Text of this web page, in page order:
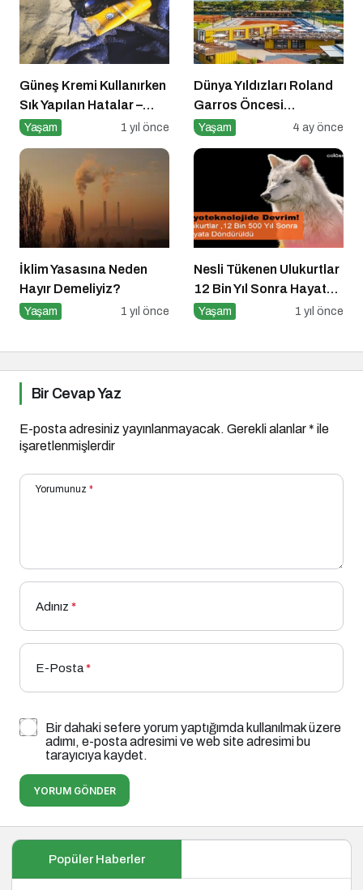
Güneş Kremi Kullanırken
Sık Yapılan Hatalar –
Yaygın 8 Hata
Yaşam 1 yıl önce
Dünya Yıldızları Roland
Garros Öncesi
Antalya’da!
Yaşam 4 ay önce
İklim Yasasına Neden
Hayır Demeliyiz?
Yaşam 1 yıl önce
Nesli Tükenen Ulukurtlar
12 Bin Yıl Sonra Hayata
Döndürüldü
Yaşam 1 yıl önce
Bir Cevap Yaz
E-posta adresiniz yayınlanmayacak. Gerekli alanlar* ile
işaretlenmişlerdir
Yorumunuz *
Adınız *
E-Posta*
Bir dahaki sefere yorum yaptığımda kullanılmak üzere
adımı, e-posta adresimi ve web site adresimi bu
tarayıcıya kaydet.
YORUM GÖNDER
Popüler Haberler